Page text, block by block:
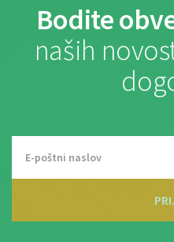
Bodite
naših